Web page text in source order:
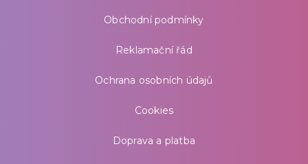
Obchodní podmínky
Reklamační řád
Ochrana osobních údajů
Cookies
Doprava a platba